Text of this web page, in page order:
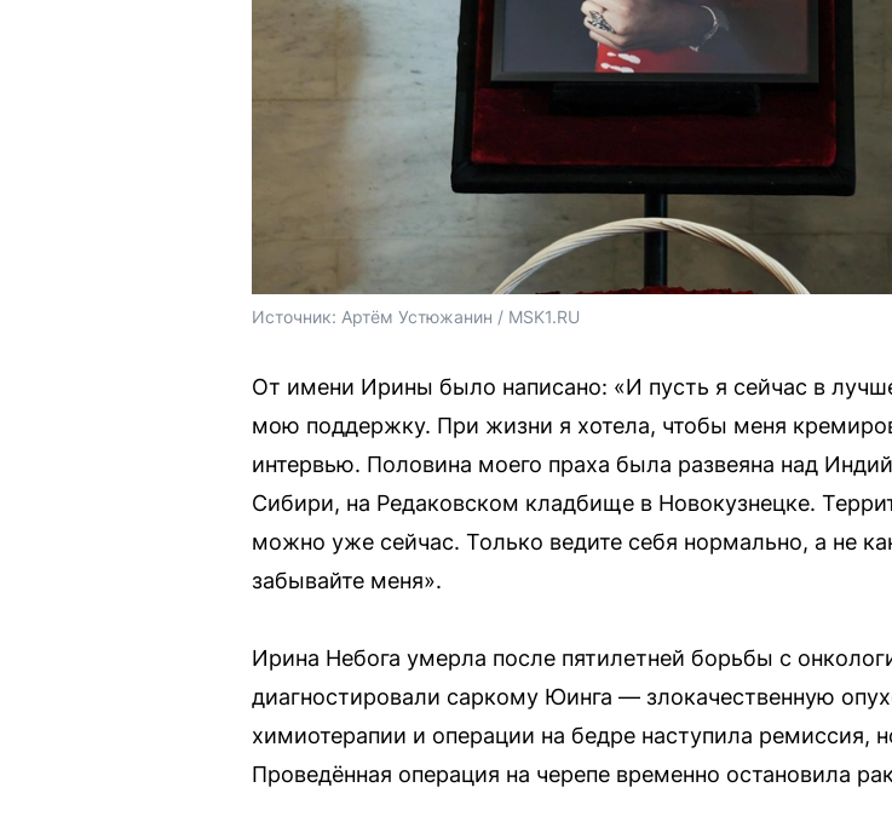
Источник: Артём Устюжанин / MSK1.RU
От имени Ирины было написано: «И пусть я сейчас в
мою поддержку. При жизни я хотела, чтобы меня
интервью. Половина моего праха была развеяна над
Сибири, на Редаковском кладбище в Новокузнецке.
можно уже сейчас. Только ведите себя нормально, а не
забывайте меня».
Ирина Небога умерла после пятилетней борьбы с
диагностировали саркому Юинга — злокачественную
химиотерапии и операции на бедре наступила ремиссия,
Проведённая операция на черепе временно остановила